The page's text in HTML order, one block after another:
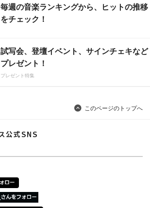
毎週の音楽ランキングから、ヒットの推移
をチェック！
試写会、登壇イベント、サインチェキなど
プレゼント！
プレゼント特集
このページのトップへ